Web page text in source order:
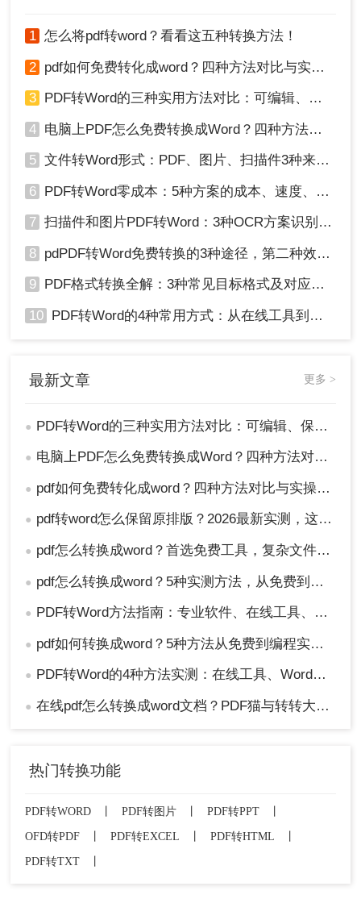
1 怎么将pdf转word？看看这五种转换方法！
2 pdf如何免费转化成word？四种方法对比与实操指南（附详细表格）
3 PDF转Word的三种实用方法对比：可编辑、保格式、避风险！
4 电脑上PDF怎么免费转换成Word？四种方法对比与实操指南（附详细表格）!
5 文件转Word形式：PDF、图片、扫描件3种来源分别怎么处理！
6 PDF转Word零成本：5种方案的成本、速度、精度对比！
7 扫描件和图片PDF转Word：3种OCR方案识别率实测！
8 pdPDF转Word免费转换的3种途径，第二种效率最高！
9 PDF格式转换全解：3种常见目标格式及对应操作方法！
10 PDF转Word的4种常用方式：从在线工具到桌面软件全梳理！
最新文章 更多 >
● PDF转Word的三种实用方法对比：可编辑、保格式、避风险！
● 电脑上PDF怎么免费转换成Word？四种方法对比与实操指南（附详细表格）!
● pdf如何免费转化成word？四种方法对比与实操指南（附详细表格）
● pdf转word怎么保留原排版？2026最新实测，这5种方法从免费到专业全搞定！
● pdf怎么转换成word？首选免费工具，复杂文件再上专业软件！
● pdf怎么转换成word？5种实测方法，从免费到专业全攻略！
● PDF转Word方法指南：专业软件、在线工具、Word内置与改后缀名4种方案对比！
● pdf如何转换成word？5种方法从免费到编程实测对比！
● PDF转Word的4种方法实测：在线工具、Word、Adobe与开源软件对比！！
● 在线pdf怎么转换成word文档？PDF猫与转转大师2种在线工具使用指南与功能对比！
热门转换功能
PDF转WORD PDF转图片 PDF转PPT
OFD转PDF
PDF转EXCEL PDF转HTML
PDF转TXT